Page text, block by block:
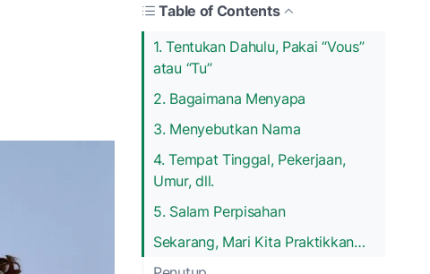
Table of Contents
1. Tentukan Dahulu, Pakai “Vous”
atau “Tu”
2. Bagaimana Menyapa
3. Menyebutkan Nama
4. Tempat Tinggal, Pekerjaan,
Umur, dll.
5. Salam Perpisahan
Sekarang, Mari Kita Praktikkan…